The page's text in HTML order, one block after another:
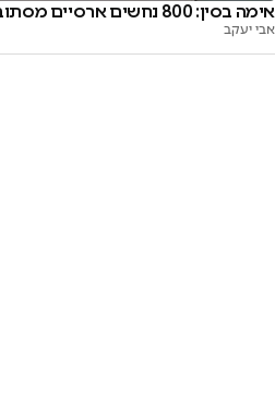
אימה בסין: 800 נחשים ארסיים מסתובבים חופשי
אבי יעקב